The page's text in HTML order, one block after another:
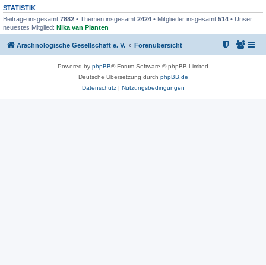
STATISTIK
Beiträge insgesamt 7882 • Themen insgesamt 2424 • Mitglieder insgesamt 514 • Unser
neuestes Mitglied: Nika van Planten
Arachnologische Gesellschaft e. V. Forenübersicht
Powered by phpBB® Forum Software © phpBB Limited
Deutsche Übersetzung durch phpBB.de
Datenschutz| Nutzungsbedingungen